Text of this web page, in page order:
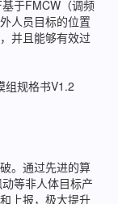
于FMCW（调频
人员目标的位置
并且能够有效过
组规格书V1.2
。通过先进的算
等非人体目标产
上报，极大提升